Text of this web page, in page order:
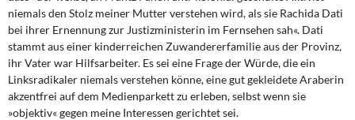
niemals den Stolz meiner Mutter verstehen wird, als sie Rachida Dati
bei ihrer Ernennung zur Justizministerin im Fernsehen sah«. Dati
stammt aus einer kinderreichen Zuwandererfamilie aus der Provinz,
ihr Vater war Hilfsarbeiter. Es sei eine Frage der Würde, die ein
Linksradikaler niemals verstehen könne, eine gut gekleidete Araberin
akzentfrei auf dem Medienparkett zu erleben, selbst wenn sie
»objektiv« gegen meine Interessen gerichtet sei.